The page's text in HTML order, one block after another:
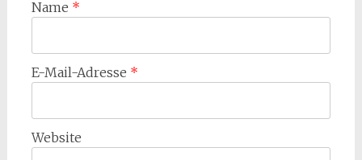
Name *
E-Mail-Adresse *
Website